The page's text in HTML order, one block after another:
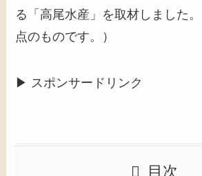
る「高尾水産」を取材しました
点のものです。）
▶ スポンサードリンク
目次